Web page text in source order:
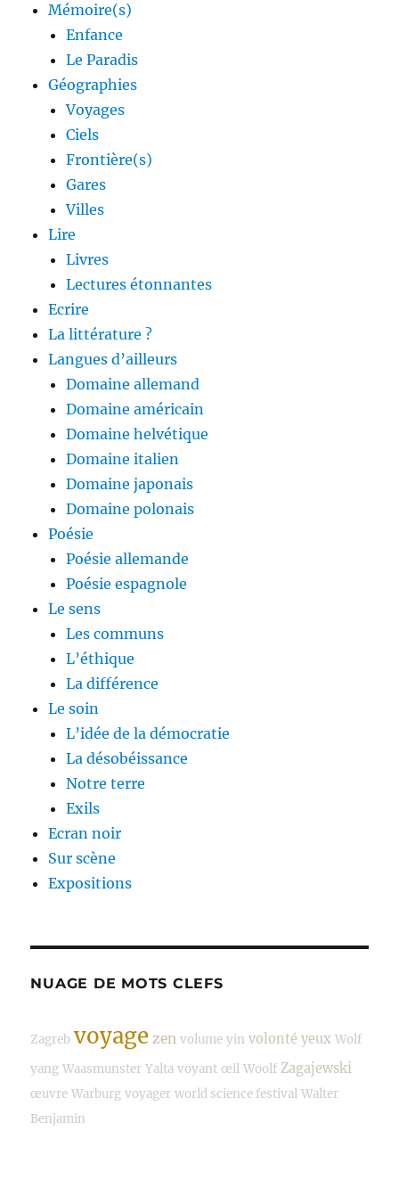
Mémoire(s)
Enfance
Le Paradis
Géographies
Voyages
Ciels
Frontière(s)
Gares
Villes
Lire
Livres
Lectures étonnantes
Ecrire
La littérature ?
Langues d’ailleurs
Domaine allemand
Domaine américain
Domaine helvétique
Domaine italien
Domaine japonais
Domaine polonais
Poésie
Poésie allemande
Poésie espagnole
Le sens
Les communs
L’éthique
La différence
Le soin
L’idée de la démocratie
La désobéissance
Notre terre
Exils
Ecran noir
Sur scène
Expositions
NUAGE DE MOTS CLEFS
Zagreb voyage zen volume yin volonté yeux Wolf
yang Waasmunster Yalta voyant œil Woolf Zagajewski
œuvre Warburg voyager world science festival Walter
Benjamin